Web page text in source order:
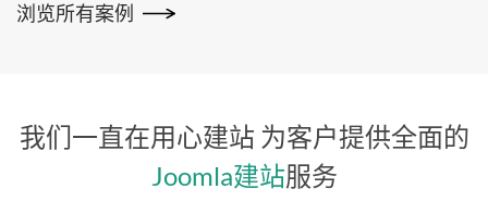
浏览所有案例
我们一直在用心建站 为客户提供全面的
Joomla建站服务